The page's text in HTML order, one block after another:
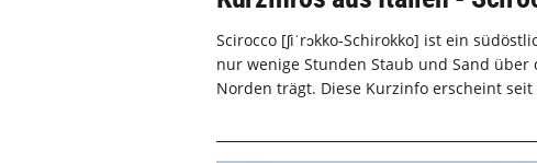
Scirocco [ʃiˈrɔkko-Schirokko] ist ein
nur wenige Stunden Staub und Sand
Norden trägt. Diese Kurzinfo erscheint